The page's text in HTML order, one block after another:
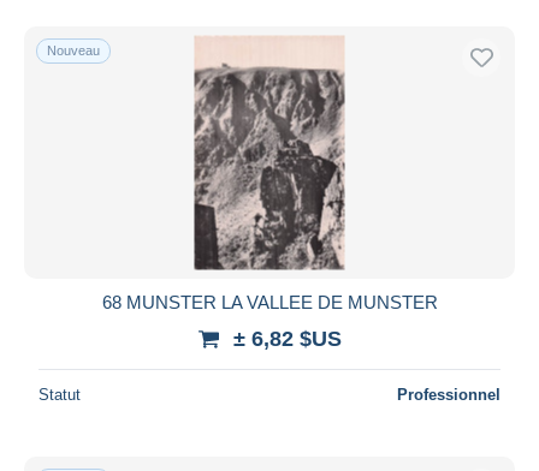
Nouveau
68 MUNSTER LA VALLEE DE MUNSTER
± 6,82 $US
Statut Professionnel